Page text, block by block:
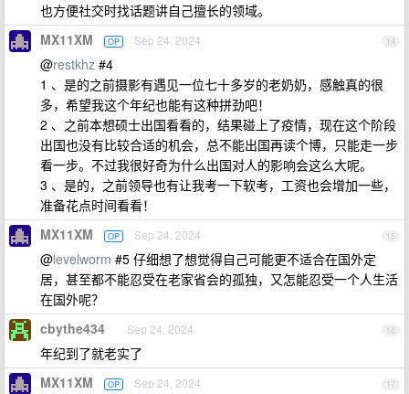
也方便社交时找话题讲自己擅长的领域。
14
MX11XM OP Sep 24, 2024
@restkhz #4
1 、是的之前摄影有遇见一位七十多岁的老奶奶，感触真的很
多，希望我这个年纪也能有这种拼劲吧！
2 、之前本想硕士出国看看的，结果碰上了疫情，现在这个阶段
出国也没有比较合适的机会，总不能出国再读个博，只能走一步
看一步。不过我很好奇为什么出国对人的影响会这么大呢。
3 、是的，之前领导也有让我考一下软考，工资也会增加一些，
准备花点时间看看！
15
MX11XM OP Sep 24, 2024
@levelworm #5 仔细想了想觉得自己可能更不适合在国外定
居，甚至都不能忍受在老家省会的孤独，又怎能忍受一个人生活
在国外呢？
16
cbythe434 Sep 24, 2024
年纪到了就老实了
17
MX11XM OP Sep 24, 2024